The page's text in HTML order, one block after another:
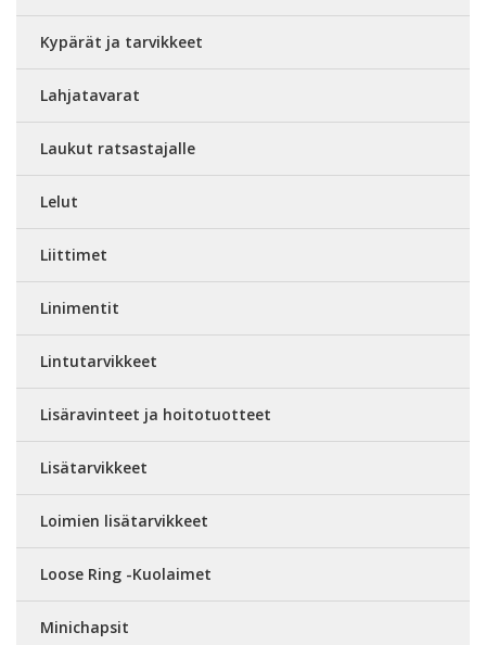
Kypärät ja tarvikkeet
Lahjatavarat
Laukut ratsastajalle
Lelut
Liittimet
Linimentit
Lintutarvikkeet
Lisäravinteet ja hoitotuotteet
Lisätarvikkeet
Loimien lisätarvikkeet
Loose Ring -Kuolaimet
Minichapsit